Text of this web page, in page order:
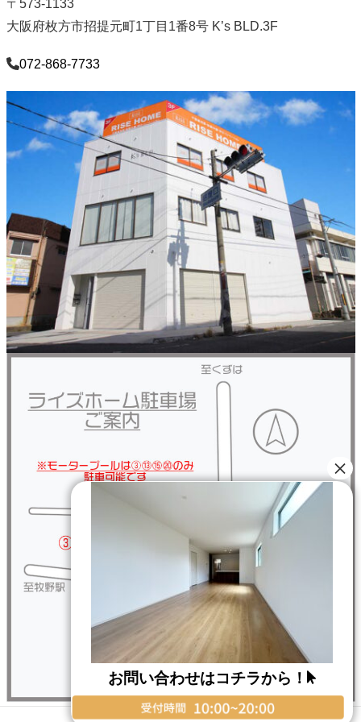
〒573-1133
大阪府枚方市招提元町1丁目1番8号 K’s BLD.3F
072-868-7733
Copyright © RISE HOME All Rights Reserved.
お問い合わせはコチラから！